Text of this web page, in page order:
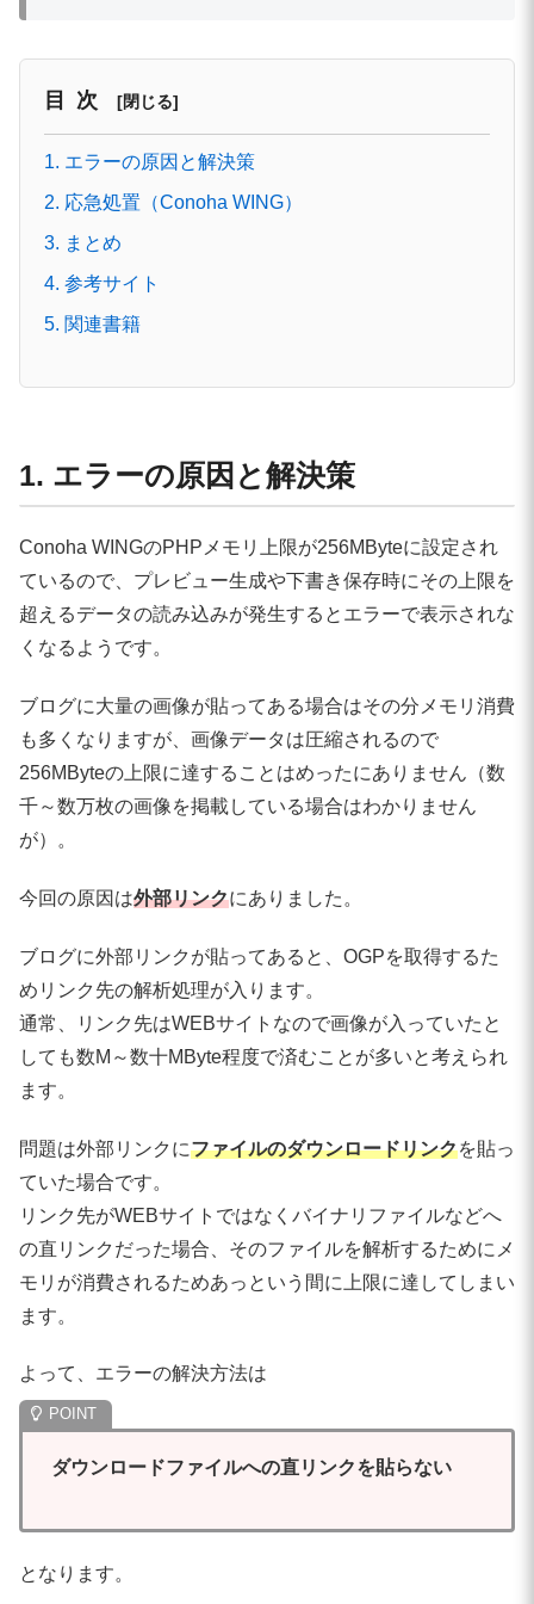
目次
1. エラーの原因と解決策
2. 応急処置（Conoha WING）
3. まとめ
4. 参考サイト
5. 関連書籍
1. エラーの原因と解決策
Conoha WINGのPHPメモリ上限が256MByteに設定され
ているので、プレビュー生成や下書き保存時にその上限を
超えるデータの読み込みが発生するとエラーで表示されな
くなるようです。
ブログに大量の画像が貼ってある場合はその分メモリ消費
も多くなりますが、画像データは圧縮されるので
256MByteの上限に達することはめったにありません（数
千～数万枚の画像を掲載している場合はわかりません
が）。
今回の原因は外部リンクにありました。
ブログに外部リンクが貼ってあると、OGPを取得するた
めリンク先の解析処理が入ります。
通常、リンク先はWEBサイトなので画像が入っていたと
しても数M～数十MByte程度で済むことが多いと考えられ
ます。
問題は外部リンクにファイルのダウンロードリンクを貼っ
ていた場合です。
リンク先がWEBサイトではなくバイナリファイルなどへ
の直リンクだった場合、そのファイルを解析するためにメ
モリが消費されるためあっという間に上限に達してしまい
ます。
よって、エラーの解決方法は
ダウンロードファイルへの直リンクを貼らない
となります。